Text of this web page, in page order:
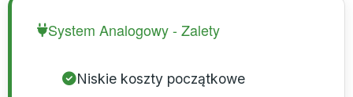
System Analogowy - Zalety
Niskie koszty początkowe